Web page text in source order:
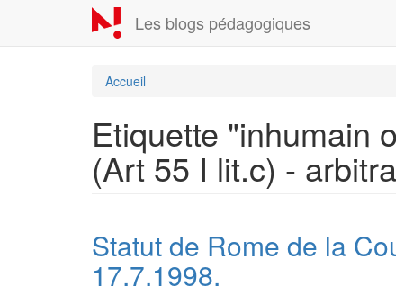
contenu
Les blogs pédagogiques
Accueil
Etiquette "inhumain
(Art 55 I lit.c) -
Statut de Rome de la
17.7.1998.